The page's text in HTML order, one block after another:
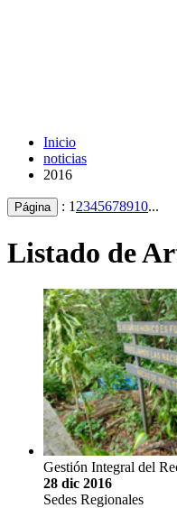
Inicio
noticias
2016
Página : 1 2345678910...
Listado de
Gestión Integral del
28 dic 2016
Sedes Regionales